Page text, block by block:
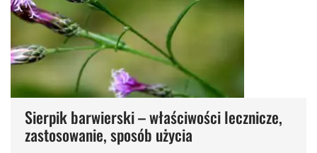
Sierpik barwierski – właściwości lecznicze,
zastosowanie, sposób użycia